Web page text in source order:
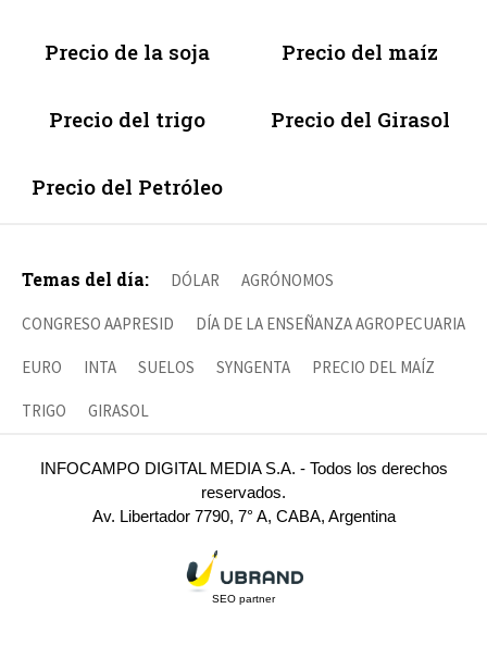
Precio de la soja Precio del maíz
Precio del trigo Precio del Girasol
Precio del Petróleo
Temas del día: DÓLAR AGRÓNOMOS
CONGRESO AAPRESID DÍA DE LA ENSEÑANZA AGROPECUARIA
EURO INTA SUELOS SYNGENTA PRECIO DEL MAÍZ
TRIGO GIRASOL
INFOCAMPO DIGITAL MEDIA S.A. - Todos los derechos
reservados.
Av. Libertador 7790, 7° A, CABA, Argentina
SEO partner